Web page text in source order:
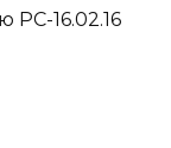
РС-16.02.16